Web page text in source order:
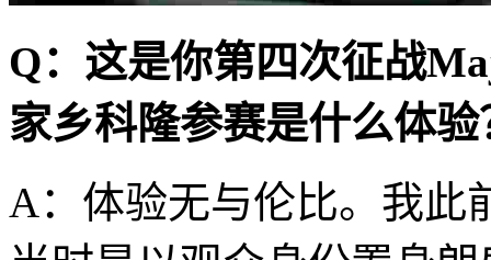
Q：这是你第四次征战
家乡科隆参赛是什么体验
A：体验无与伦比。我此